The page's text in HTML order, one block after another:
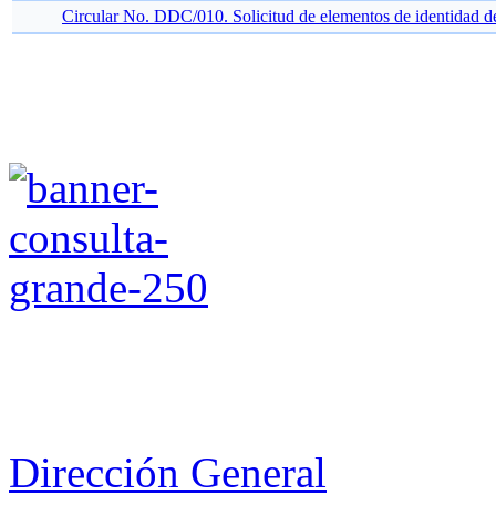
Circular No. DDC/010. Solicitud de elementos de identidad
Dirección General